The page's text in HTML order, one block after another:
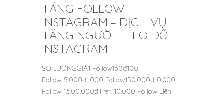
TĂNG FOLLOW
INSTAGRAM – DỊCH VỤ
TĂNG NGƯỜI THEO DÕI
INSTAGRAM
SỐ LƯỢNGGIÁ1 Follow150đ100
Follow15.000đ1.000 Follow150.000đ10.000
Follow 1.500.000đTrên 10.000 Follow Liên